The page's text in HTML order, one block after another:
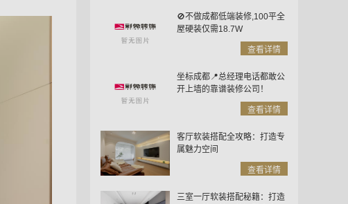
🚫不做成都低端装修,100平全
屋硬装仅需18.7W
查看详情
坐标成都📍总经理电话都敢公
开上墙的靠谱装修公司！
查看详情
客厅软装搭配全攻略：打造专
属魅力空间
查看详情
三室一厅软装搭配秘籍：打造